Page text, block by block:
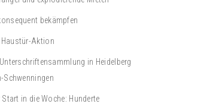
bekämpfen
Haustür-Aktion
in Heidelberg
Schwenningen
in die Woche: Hunderte